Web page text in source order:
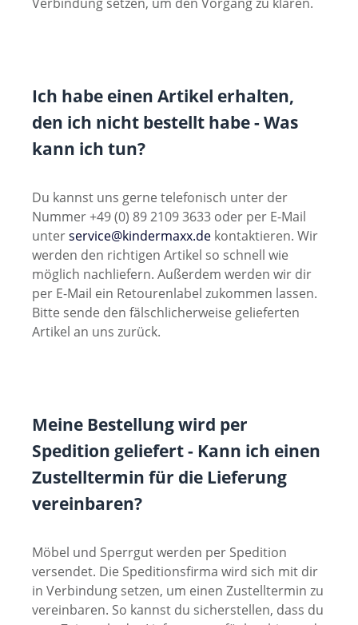
Ich habe einen Artikel erhalten,
den ich nicht bestellt habe - Was
kann ich tun?
Du kannst uns gerne telefonisch unter der
Nummer +49 (0) 89 2109 3633 oder per E-Mail
unterservice@kindermaxx.de kontaktieren. Wir
werden den richtigen Artikel so schnell wie
möglich nachliefern. Außerdem werden wir dir
per E-Mail ein Retourenlabel zukommen lassen.
Bitte sende den fälschlicherweise gelieferten
Artikel an uns zurück.
Meine Bestellung wird per
Spedition geliefert - Kann ich einen
Zustelltermin für die Lieferung
vereinbaren?
Möbel und Sperrgut werden per Spedition
versendet. Die Speditionsfirma wird sich mit dir
in Verbindung setzen, um einen Zustelltermin zu
vereinbaren. So kannst du sicherstellen, dass du